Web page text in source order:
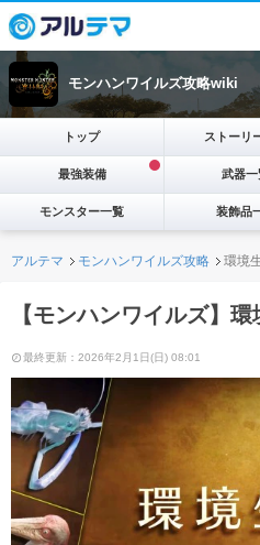
モンハンワイルズ攻略wiki
トップ ストーリ
最強装備 武器一
モンスター一覧 装飾品
アルテマ モンハンワイルズ攻略 環境
【モンハンワイルズ】
最終更新：2026年2月1日(日) 08:01